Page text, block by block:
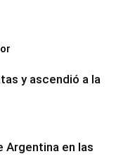
y ascendió a la
Argentina en las